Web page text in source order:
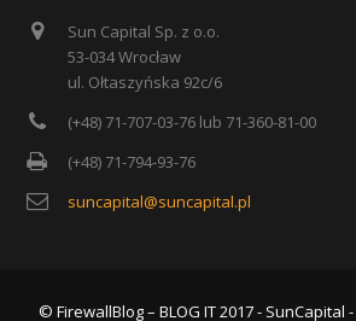
Sun Capital Sp. z o.o.
53-034 Wrocław
ul. Ołtaszyńska 92c/6
(+48) 71-707-03-76 lub 71-360-81-00
(+48) 71-794-93-76
suncapital@suncapital.pl
© FirewallBlog – BLOG IT 2017 - SunCapital -